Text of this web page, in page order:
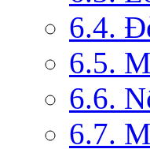
6.4.
6.5.
6.6.
6.7.